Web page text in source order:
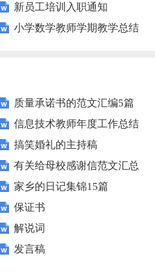
新员工培训入职通知
小学数学教师学期教学总结
质量承诺书的范文汇编5篇
信息技术教师年度工作总结
搞笑婚礼的主持稿
有关给母校感谢信范文汇总
九篇家乡的日记集锦15篇
保证书
解说词
发言稿